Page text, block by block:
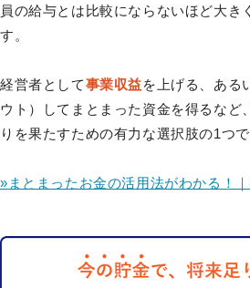
員の給与とは比較にならないほど大き
す。
経営者として事業収益を上げる、ある
ウト）してまとまった資金を得るなど、
りを果たすための有力な選択肢の1つで
»まとまったお金の活用法がわかる！